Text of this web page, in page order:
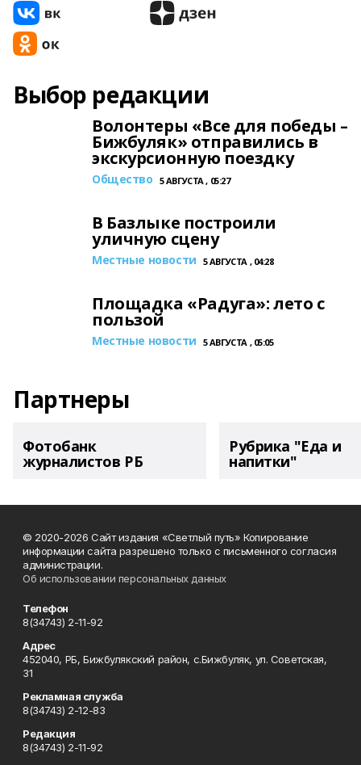
Выбор редакции
Волонтеры «Все для победы –
Бижбуляк» отправились в
экскурсионную поездку
Общество 5 АВГУСТА , 05:27
В Базлыке построили
уличную сцену
Местные новости 5 АВГУСТА , 04:28
Площадка «Радуга»: лето с
пользой
Местные новости 5 АВГУСТА , 05:05
Партнеры
Фотобанк
журналистов РБ
Рубрика "Еда и
напитки"
© 2020-2026 Сайт издания «Светлый путь» Копирование
информации сайта разрешено только с письменного согласия
администрации.
Об использовании персональных данных
Телефон
8(34743) 2-11-92
Адрес
452040, РБ, Бижбулякский район, с.Бижбуляк, ул. Советская,
31
Рекламная служба
8(34743) 2-12-83
Редакция
8(34743) 2-11-92